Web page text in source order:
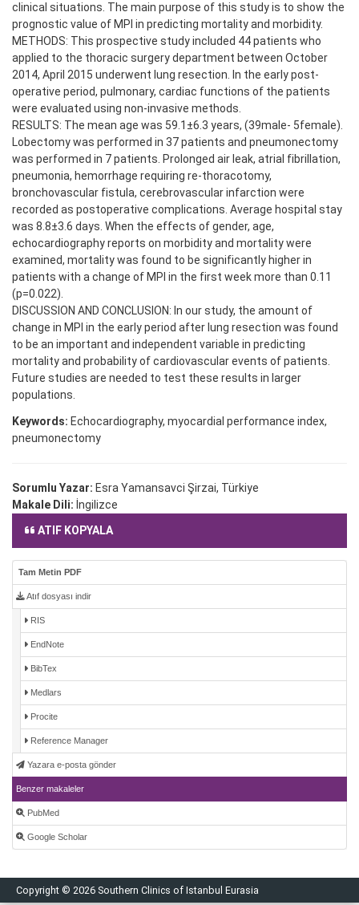
clinical situations. The main purpose of this study is to show the
prognostic value of MPI in predicting mortality and morbidity.
METHODS: This prospective study included 44 patients who
applied to the thoracic surgery department between October
2014, April 2015 underwent lung resection. In the early post-
operative period, pulmonary, cardiac functions of the patients
were evaluated using non-invasive methods.
RESULTS: The mean age was 59.1±6.3 years, (39male- 5female).
Lobectomy was performed in 37 patients and pneumonectomy
was performed in 7 patients. Prolonged air leak, atrial fibrillation,
pneumonia, hemorrhage requiring re-thoracotomy,
bronchovascular fistula, cerebrovascular infarction were
recorded as postoperative complications. Average hospital stay
was 8.8±3.6 days. When the effects of gender, age,
echocardiography reports on morbidity and mortality were
examined, mortality was found to be significantly higher in
patients with a change of MPI in the first week more than 0.11
(p=0.022).
DISCUSSION AND CONCLUSION: In our study, the amount of
change in MPI in the early period after lung resection was found
to be an important and independent variable in predicting
mortality and probability of cardiovascular events of patients.
Future studies are needed to test these results in larger
populations.
Keywords: Echocardiography, myocardial performance index,
pneumonectomy
Sorumlu Yazar: Esra Yamansavci Şirzai, Türkiye
Makale Dili: İngilizce
ATIF KOPYALA
Tam Metin PDF
Atıf dosyası indir
RIS
EndNote
BibTex
Medlars
Procite
Reference Manager
Yazara e-posta gönder
Benzer makaleler
PubMed
Google Scholar
Copyright © 2026 Southern Clinics of Istanbul Eurasia